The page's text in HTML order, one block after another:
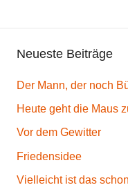
a
u
r
Neueste Beiträge
Der Mann, der noch
Heute geht die Maus
Vor dem Gewitter
Friedensidee
Vielleicht ist das